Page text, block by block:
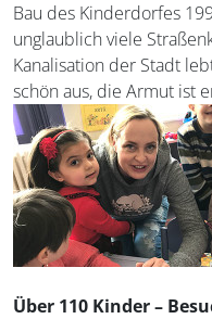
Bau des Kinderdorfes
unglaublich viele
Kanalisation der Stadt
schön aus, die Armut ist
Über 110 Kinder –